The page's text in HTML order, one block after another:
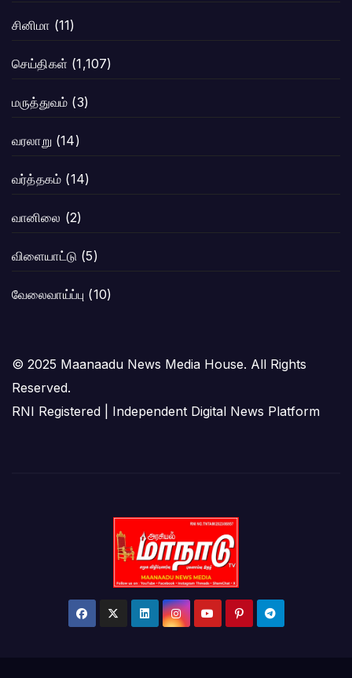
சினிமா (11)
செய்திகள் (1,107)
மருத்துவம் (3)
வரலாறு (14)
வர்த்தகம் (14)
வானிலை (2)
விளையாட்டு (5)
வேலைவாய்ப்பு (10)
© 2025 Maanaadu News Media House. All Rights
Reserved.
RNI Registered | Independent Digital News Platform